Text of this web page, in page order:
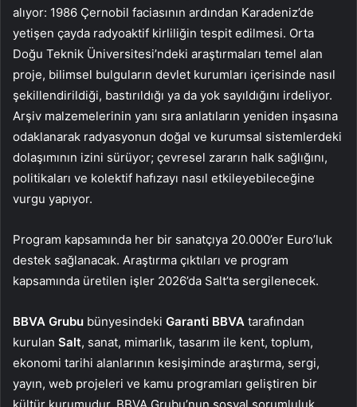
alıyor: 1986 Çernobil faciasının ardından Karadeniz’de
yetişen çayda radyoaktif kirliliğin tespit edilmesi. Orta
Doğu Teknik Üniversitesi’ndeki araştırmaları temel alan
proje, bilimsel bulguların devlet kurumları içerisinde nasıl
şekillendirildiği, bastırıldığı ya da yok sayıldığını irdeliyor.
Arşiv malzemelerinin yanı sıra anlatıların yeniden inşasına
odaklanarak radyasyonun doğal ve kurumsal sistemlerdeki
dolaşımının izini sürüyor; çevresel zararın halk sağlığını,
politikaları ve kolektif hafızayı nasıl etkileyebileceğine
vurgu yapıyor.
Program kapsamında her bir sanatçıya 20.000’er Euro’luk
destek sağlanacak. Araştırma çıktıları ve program
kapsamında üretilen işler 2026’da Salt’ta sergilenecek.
BBVA Grubu bünyesindeki Garanti BBVA tarafından
kurulan Salt, sanat, mimarlık, tasarım ile kent, toplum,
ekonomi tarihi alanlarının kesişiminde araştırma, sergi,
yayın, web projeleri ve kamu programları geliştiren bir